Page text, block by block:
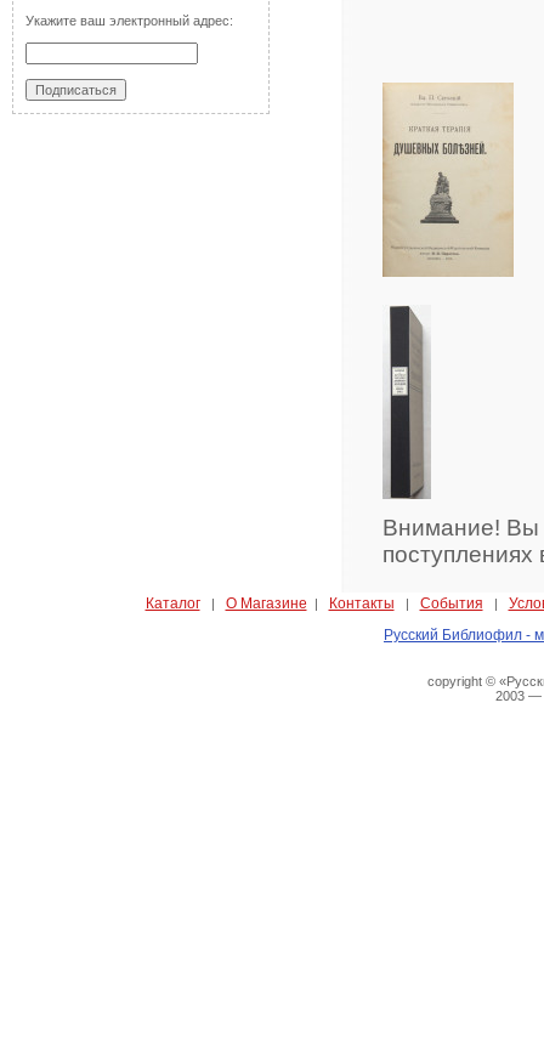
Укажите ваш электронный адрес:
Внимание! Вы
Каталог| О Магазине | Контакты | События |
Русский Библиофил -
copyright ©
2003 —